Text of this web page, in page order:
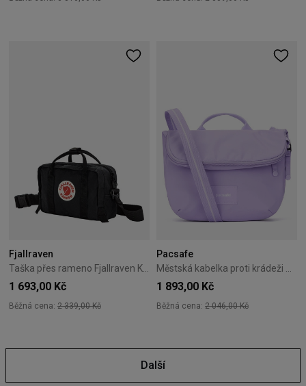
Fjallraven
Taška přes rameno Fjallraven Kanken - Black
1 693,00 Kč
Běžná cena: 2 339,00 Kč
Pacsafe
Městská kabelka proti krádeži Pacsafe Go 7L levandulová
1 893,00 Kč
Běžná cena: 2 046,00 Kč
Další